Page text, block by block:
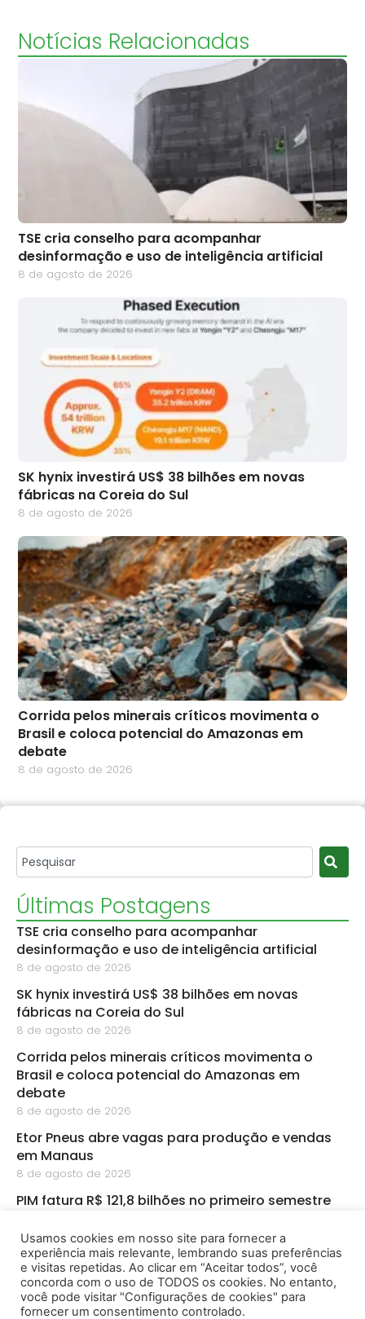
Notícias Relacionadas
TSE cria conselho para acompanhar
desinformação e uso de inteligência artificial
8 de agosto de 2026
SK hynix investirá US$ 38 bilhões em novas
fábricas na Coreia do Sul
8 de agosto de 2026
Corrida pelos minerais críticos movimenta o
Brasil e coloca potencial do Amazonas em
debate
8 de agosto de 2026
Últimas Postagens
TSE cria conselho para acompanhar
desinformação e uso de inteligência artificial
8 de agosto de 2026
SK hynix investirá US$ 38 bilhões em novas
fábricas na Coreia do Sul
8 de agosto de 2026
Corrida pelos minerais críticos movimenta o
Brasil e coloca potencial do Amazonas em
debate
8 de agosto de 2026
Etor Pneus abre vagas para produção e vendas
em Manaus
8 de agosto de 2026
PIM fatura R$ 121,8 bilhões no primeiro semestre
CBA abre inscrições para startups de
bioeconomia na Amazônia
8 de agosto de 2026
Usamos cookies em nosso site para fornecer a
experiência mais relevante, lembrando suas preferências
e visitas repetidas. Ao clicar em “Aceitar todos”, você
concorda com o uso de TODOS os cookies. No entanto,
você pode visitar "Configurações de cookies" para
fornecer um consentimento controlado.